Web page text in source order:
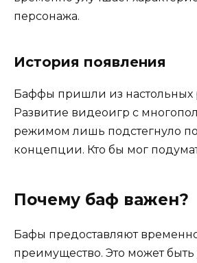
персонажа.
История появления
Баффы пришли из настольных
Развитие видеоигр с
режимом лишь подстегнуло
концепции. Кто бы мог
Почему баф важен?
Бафы предоставляют
преимущество. Это может